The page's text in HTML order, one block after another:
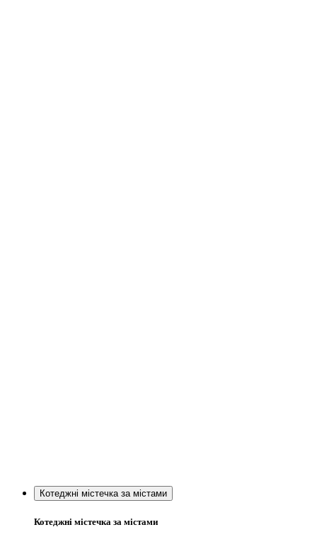
Котеджні містечка за містами
Котеджні містечка за містами